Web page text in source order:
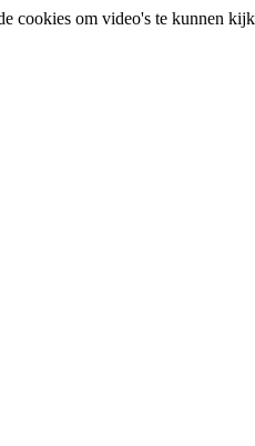
cookies om video's te kunnen